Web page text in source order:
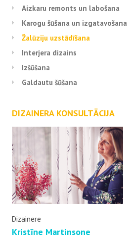
Aizkaru remonts un labošana
Karogu šūšana un izgatavošana
Žalūziju uzstādīšana
Interjera dizains
Izšūšana
Galdautu šūšana
DIZAINERA KONSULTĀCIJA
Dizainere
Kristīne Martinsone